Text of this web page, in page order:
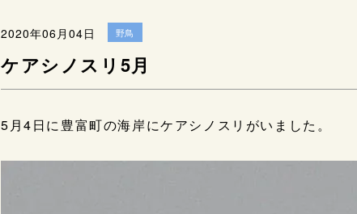
2020年06月04日 野鳥
ケアシノスリ5月
5月4日に豊富町の海岸にケアシノスリがいました。